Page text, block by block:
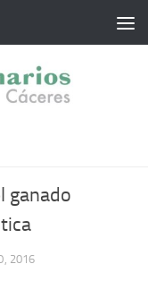
ganado
2016